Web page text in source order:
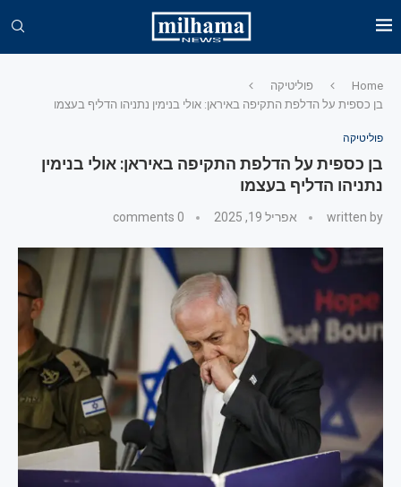
Home
פוליטיקה
בן כספית על הדלפת התקיפה באיראן: אולי בנימין נתניהו הדליף בעצמו
פוליטיקה
בן כספית על הדלפת התקיפה באיראן: אולי בנימין
נתניהו הדליף בעצמו
written by אפריל 19, 2025 0 comments